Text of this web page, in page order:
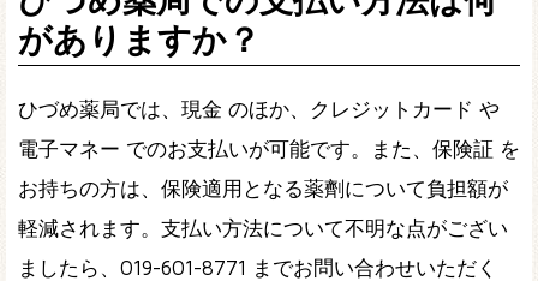
がありますか？
ひづめ薬局では、現金 のほか、クレジットカード や
電子マネー でのお支払いが可能です。また、保険証 を
お持ちの方は、保険適用となる薬劑について負担額が
軽減されます。支払い方法について不明な点がござい
ましたら、019-601-8771 までお問い合わせいただく